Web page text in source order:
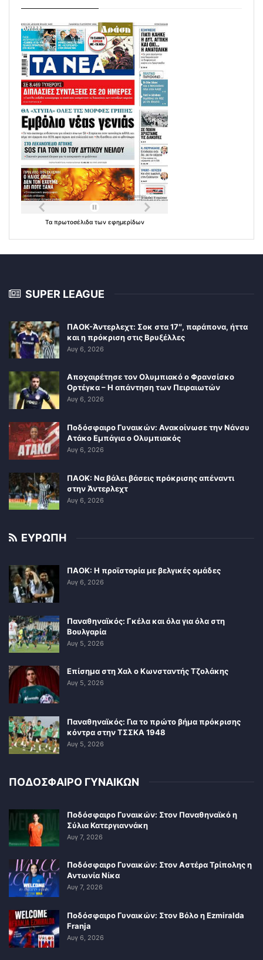
Τα πρωτοσέλιδα των εφημερίδων
SUPER LEAGUE
ΠΑΟΚ-Άντερλεχτ: Σοκ στα 17″, παράπονα, ήττα
και η πρόκριση στις Βρυξέλλες
Αυγ 6, 2026
Αποχαιρέτησε τον Ολυμπιακό ο Φρανσίσκο
Ορτέγκα – Η απάντηση των Πειραιωτών
Αυγ 6, 2026
Ποδόσφαιρο Γυναικών: Ανακοίνωσε την Νάνσυ
Ατάκο Εμπάγια ο Ολυμπιακός
Αυγ 6, 2026
ΠΑΟΚ: Να βάλει βάσεις πρόκρισης απέναντι
στην Άντερλεχτ
Αυγ 6, 2026
ΕΥΡΩΠΗ
ΠΑΟΚ: Η προϊστορία με βελγικές ομάδες
Αυγ 6, 2026
Παναθηναϊκός: Γκέλα και όλα για όλα στη
Βουλγαρία
Αυγ 5, 2026
Επίσημα στη Χαλ ο Κωνσταντής Τζολάκης
Αυγ 5, 2026
Παναθηναϊκός: Για το πρώτο βήμα πρόκρισης
κόντρα στην ΤΣΣΚΑ 1948
Αυγ 5, 2026
ΠΟΔΟΣΦΑΙΡΟ ΓΥΝΑΙΚΩΝ
Ποδόσφαιρο Γυναικών: Στον Παναθηναϊκό η
Σύλια Κατεργιαννάκη
Αυγ 7, 2026
Ποδόσφαιρο Γυναικών: Στον Αστέρα Τρίπολης η
Αντωνία Νίκα
Αυγ 7, 2026
Ποδόσφαιρο Γυναικών: Στον Βόλο η Ezmiralda
Franja
Αυγ 6, 2026